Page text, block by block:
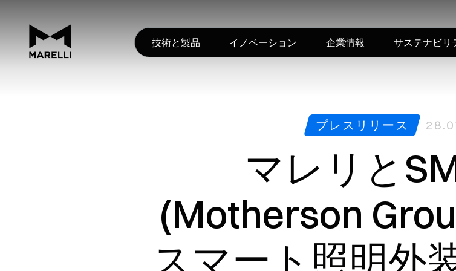
技術と製品 イノベーション 企業情報 サステナビリ
プレスリリース
マレリと
(Motherson
スマート照明外